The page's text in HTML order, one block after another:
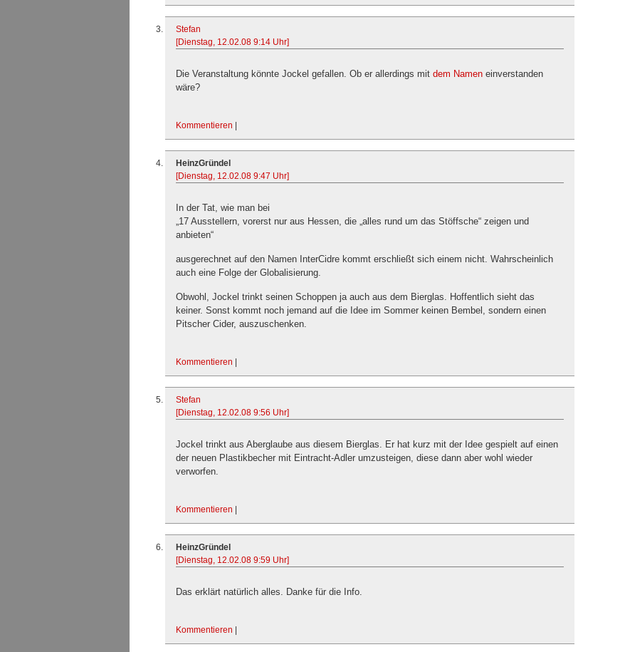
Stefan
[Dienstag, 12.02.08 9:14 Uhr]
Die Veranstaltung könnte Jockel gefallen. Ob er allerdings mit dem Namen einverstanden
wäre?
Kommentieren
HeinzGründel
[Dienstag, 12.02.08 9:47 Uhr]
In der Tat, wie man bei
„17 Ausstellern, vorerst nur aus Hessen, die „alles rund um das Stöffsche“ zeigen und
anbieten“
ausgerechnet auf den Namen InterCidre kommt erschließt sich einem nicht. Wahrscheinlich
auch eine Folge der Globalisierung.
Obwohl, Jockel trinkt seinen Schoppen ja auch aus dem Bierglas. Hoffentlich sieht das
keiner. Sonst kommt noch jemand auf die Idee im Sommer keinen Bembel, sondern einen
Pitscher Cider, auszuschenken.
Kommentieren
Stefan
[Dienstag, 12.02.08 9:56 Uhr]
Jockel trinkt aus Aberglaube aus diesem Bierglas. Er hat kurz mit der Idee gespielt auf einen
der neuen Plastikbecher mit Eintracht-Adler umzusteigen, diese dann aber wohl wieder
verworfen.
Kommentieren
HeinzGründel
[Dienstag, 12.02.08 9:59 Uhr]
Das erklärt natürlich alles. Danke für die Info.
Kommentieren